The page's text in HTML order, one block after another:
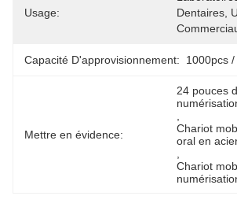
Usage:
Dentaires,
Capacité D'approvisionnement: 1000pcs
Mettre en évidence:
24 pouces
Chariot
oral en
Chariot